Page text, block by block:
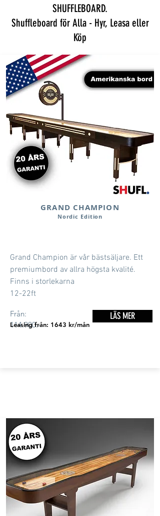
SHUFFLEBOARD.
Shuffleboard för Alla - Hyr, Leasa eller
Köp
GRAND CHAMPION
Nordic Edition
Grand Champion är vår bästsäljare. Ett
premiumbord av allra högsta kvalité.
Finns i storlekarna
12-22ft
Från:
114.900:-
Leasing från: 1643 kr/mån
LÄS MER